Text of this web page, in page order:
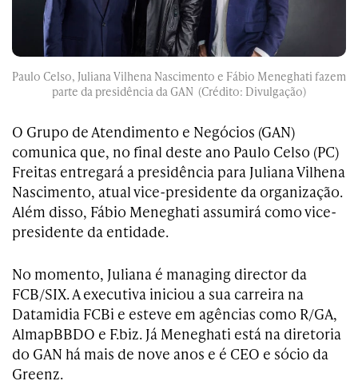
Paulo Celso, Juliana Vilhena Nascimento e Fábio Meneghati fazem
parte da presidência da GAN (Crédito: Divulgação)
O Grupo de Atendimento e Negócios (GAN)
comunica que, no final deste ano Paulo Celso (PC)
Freitas entregará a presidência para Juliana Vilhena
Nascimento, atual vice-presidente da organização.
Além disso, Fábio Meneghati assumirá como vice-
presidente da entidade.
No momento, Juliana é managing director da
FCB/SIX. A executiva iniciou a sua carreira na
Datamidia FCBi e esteve em agências como R/GA,
AlmapBBDO e F.biz. Já Meneghati está na diretoria
do GAN há mais de nove anos e é CEO e sócio da
Greenz.